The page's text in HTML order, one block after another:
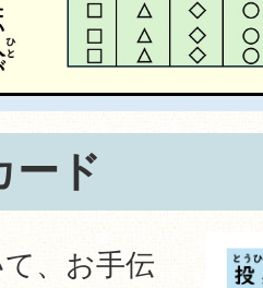
ード
、お手伝